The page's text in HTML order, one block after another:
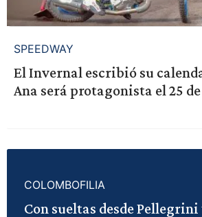
SPEEDWAY
El Invernal escribió su
Ana será protagonista el 25
COLOMBOFILIA
Con sueltas desde